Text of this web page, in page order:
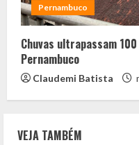
Pernambuco
Chuvas ultrapassam
Pernambuco
Claudemi Batista
VEJA TAMBÉM